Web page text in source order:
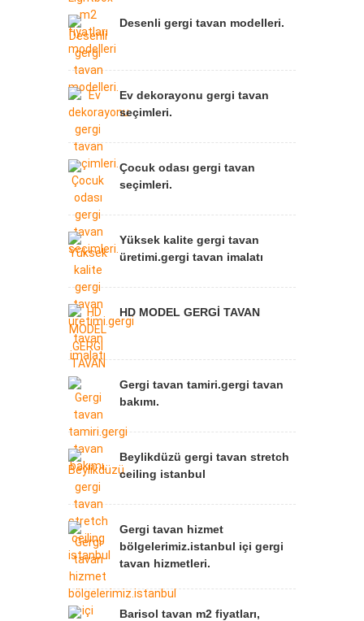
Desenli gergi tavan modelleri.
Ev dekorayonu gergi tavan
seçimleri.
Çocuk odası gergi tavan
seçimleri.
Yüksek kalite gergi tavan
üretimi.gergi tavan imalatı
HD MODEL GERGİ TAVAN
Gergi tavan tamiri.gergi tavan
bakımı.
Beylikdüzü gergi tavan stretch
ceiling istanbul
Gergi tavan hizmet
bölgelerimiz.istanbul içi gergi
tavan hizmetleri.
Barisol tavan m2 fiyatları,